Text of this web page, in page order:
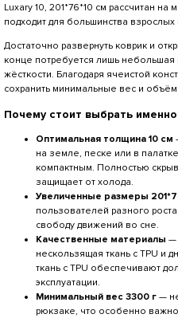
Luxary 10, 201*76*10 см рассчитан на
подходит для большинства
Достаточно развернуть коврик и
конце потребуется лишь
жёсткости. Благодаря ячеистой
сохранить минимальные вес и
Почему стоит выбрать
Оптимальная толщина 10 см
на земле, песке или в
компактным. Полностью
защищает от холода.
Увеличенные размеры
пользователей разного
свободу движений во сне.
Качественные материалы —
нескользящая ткань с TPU и
ткань с TPU обеспечивают
эксплуатации.
Минимальный вес 3300 г —
рюкзаке, что особенно